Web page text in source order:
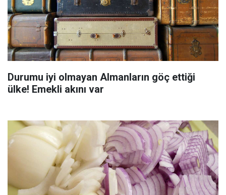
Durumu iyi olmayan Almanların göç ettiği
ülke! Emekli akını var